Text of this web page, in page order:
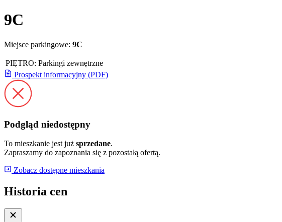
9C
Miejsce parkingowe: 9C
PIĘTRO: Parkingi zewnętrzne
Prospekt informacyjny (PDF)
Podgląd niedostępny
To mieszkanie jest już sprzedane.
Zapraszamy do zapoznania się z pozostałą ofertą.
Zobacz dostępne mieszkania
Historia cen